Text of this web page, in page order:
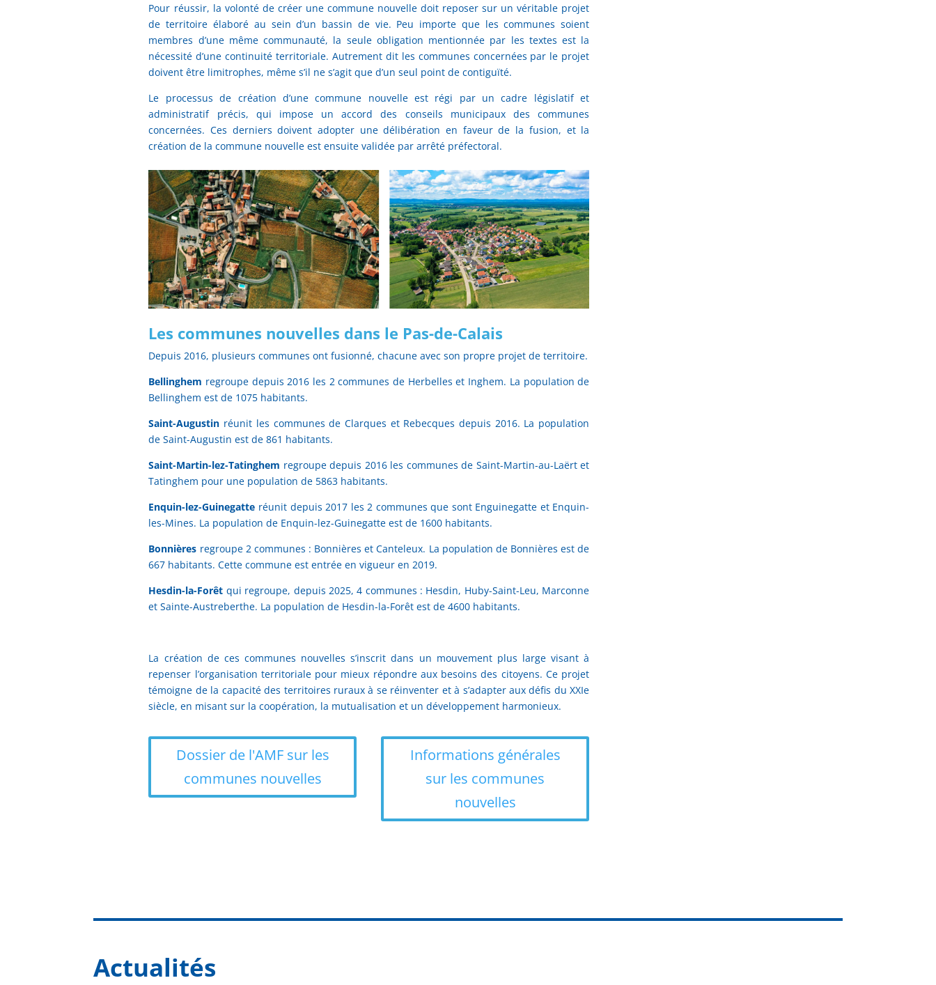
Pour réussir, la volonté de créer une commune nouvelle doit reposer sur un véritable projet
de territoire élaboré au sein d’un bassin de vie. Peu importe que les communes soient
membres d’une même communauté, la seule obligation mentionnée par les textes est la
nécessité d’une continuité territoriale. Autrement dit les communes concernées par le projet
doivent être limitrophes, même s’il ne s’agit que d’un seul point de contiguïté.
Le processus de création d’une commune nouvelle est régi par un cadre législatif et
administratif précis, qui impose un accord des conseils municipaux des communes
concernées. Ces derniers doivent adopter une délibération en faveur de la fusion, et la
création de la commune nouvelle est ensuite validée par arrêté préfectoral.
Les communes nouvelles dans le Pas-de-Calais
Depuis 2016, plusieurs communes ont fusionné, chacune avec son propre projet de territoire.
Bellinghem regroupe depuis 2016 les 2 communes de Herbelles et Inghem. La population de
Bellinghem est de 1075 habitants.
Saint-Augustin réunit les communes de Clarques et Rebecques depuis 2016. La population
de Saint-Augustin est de 861 habitants.
Saint-Martin-lez-Tatinghem regroupe depuis 2016 les communes de Saint-Martin-au-Laërt et
Tatinghem pour une population de 5863 habitants.
Enquin-lez-Guinegatte réunit depuis 2017 les 2 communes que sont Enguinegatte et Enquin-
les-Mines. La population de Enquin-lez-Guinegatte est de 1600 habitants.
Bonnières regroupe 2 communes : Bonnières et Canteleux. La population de Bonnières est de
667 habitants. Cette commune est entrée en vigueur en 2019.
Hesdin-la-Forêt qui regroupe, depuis 2025, 4 communes : Hesdin, Huby-Saint-Leu, Marconne
et Sainte-Austreberthe. La population de Hesdin-la-Forêt est de 4600 habitants.
La création de ces communes nouvelles s’inscrit dans un mouvement plus large visant à
repenser l’organisation territoriale pour mieux répondre aux besoins des citoyens. Ce projet
témoigne de la capacité des territoires ruraux à se réinventer et à s’adapter aux défis du XXIe
siècle, en misant sur la coopération, la mutualisation et un développement harmonieux.
Dossier de l'AMF sur les
communes nouvelles
Informations générales
sur les communes
nouvelles
Actualités